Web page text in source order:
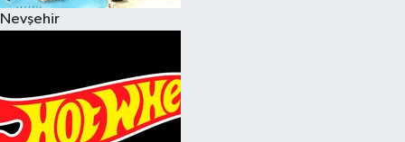
Nevşehir